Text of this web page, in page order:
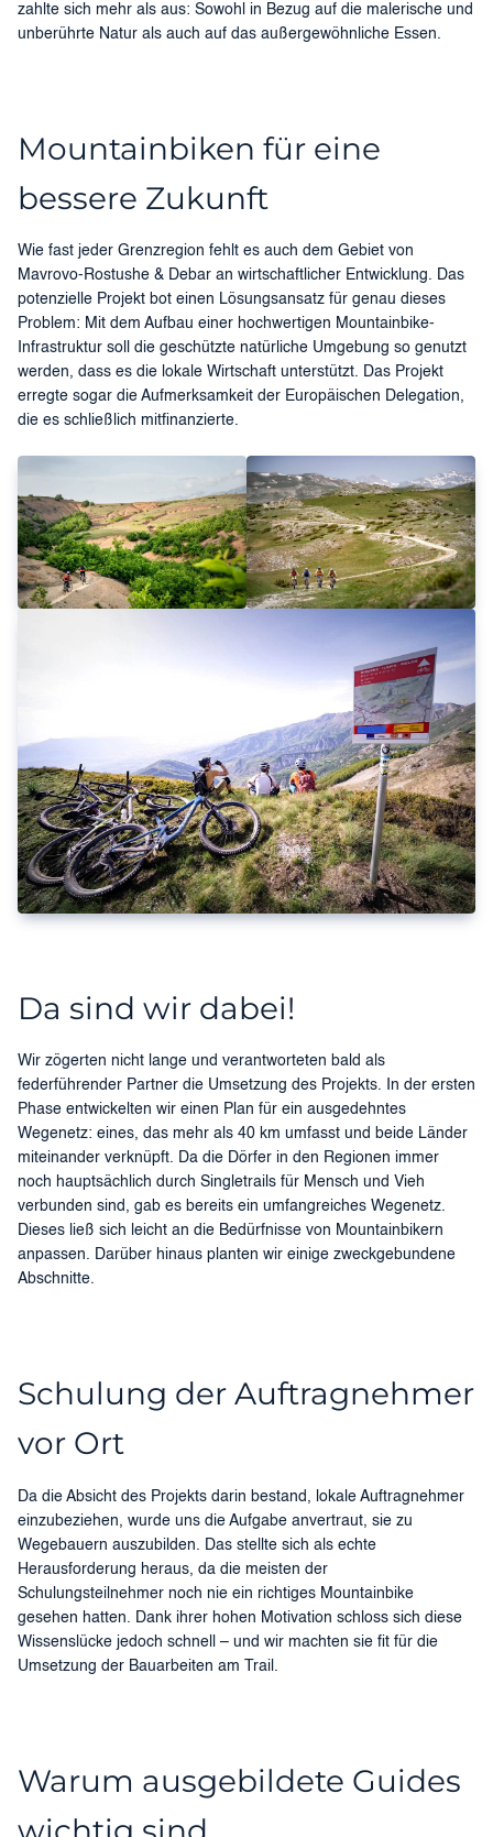
zahlte sich mehr als aus: Sowohl in Bezug auf die malerische und
unberührte Natur als auch auf das außergewöhnliche Essen.
Mountainbiken für eine
bessere Zukunft
Wie fast jeder Grenzregion fehlt es auch dem Gebiet von
Mavrovo-Rostushe & Debar an wirtschaftlicher Entwicklung. Das
potenzielle Projekt bot einen Lösungsansatz für genau dieses
Problem: Mit dem Aufbau einer hochwertigen Mountainbike-
Infrastruktur soll die geschützte natürliche Umgebung so genutzt
werden, dass es die lokale Wirtschaft unterstützt. Das Projekt
erregte sogar die Aufmerksamkeit der Europäischen Delegation,
die es schließlich mitfinanzierte.
Da sind wir dabei!
Wir zögerten nicht lange und verantworteten bald als
federführender Partner die Umsetzung des Projekts. In der ersten
Phase entwickelten wir einen Plan für ein ausgedehntes
Wegenetz: eines, das mehr als 40 km umfasst und beide Länder
miteinander verknüpft. Da die Dörfer in den Regionen immer
noch hauptsächlich durch Singletrails für Mensch und Vieh
verbunden sind, gab es bereits ein umfangreiches Wegenetz.
Dieses ließ sich leicht an die Bedürfnisse von Mountainbikern
anpassen. Darüber hinaus planten wir einige zweckgebundene
Abschnitte.
Schulung der Auftragnehmer
vor Ort
Da die Absicht des Projekts darin bestand, lokale Auftragnehmer
einzubeziehen, wurde uns die Aufgabe anvertraut, sie zu
Wegebauern auszubilden. Das stellte sich als echte
Herausforderung heraus, da die meisten der
Schulungsteilnehmer noch nie ein richtiges Mountainbike
gesehen hatten. Dank ihrer hohen Motivation schloss sich diese
Wissenslücke jedoch schnell – und wir machten sie fit für die
Umsetzung der Bauarbeiten am Trail.
Warum ausgebildete Guides